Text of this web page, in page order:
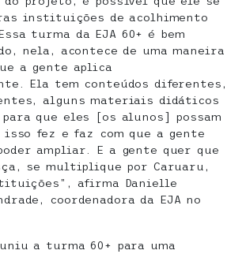
instituições de acolhimento
turma da EJA 60+ é bem
nela, acontece de uma maneira
a gente aplica
Ela tem conteúdos diferentes,
alguns materiais didáticos
para que eles [os alunos] possam
fez e faz com que a gente
ampliar. E a gente quer que
se multiplique por Caruaru,
afirma Danielle
coordenadora da EJA no
a turma 60+ para uma